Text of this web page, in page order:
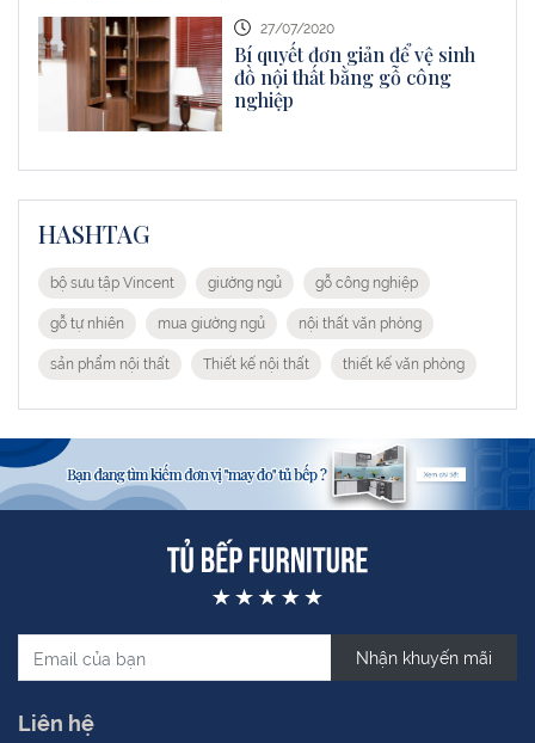
27/07/2020
Bí quyết đơn giản để vệ sinh
đồ nội thất bằng gỗ công
nghiệp
HASHTAG
bộ sưu tập Vincent giường ngủ
gỗ công nghiệp
gỗ tự nhiên
mua giường ngủ
nội thất văn phòng
sản phẩm nội thất
Thiết kế nội thất thiết kế văn phòng
Nhận khuyến mãi
Liên hệ